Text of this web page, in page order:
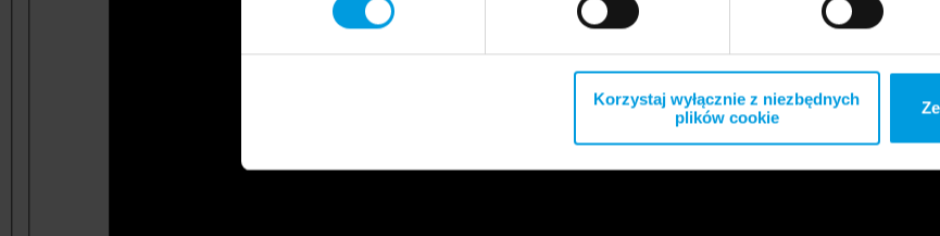
Korzystaj wyłącznie z niezbędnych
plików cookie